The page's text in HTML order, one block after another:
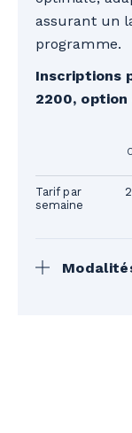
assurant un
programme.
Inscriptions
2200, option
Tarif par
semaine